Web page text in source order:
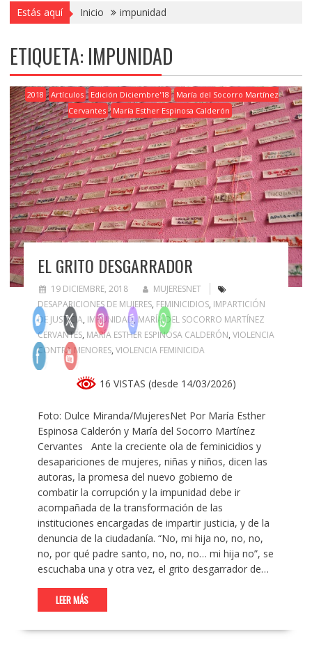
Estás aquí Inicio impunidad
ETIQUETA: IMPUNIDAD
2018 Artículos Edición Diciembre'18
María del Socorro Martínez
Cervantes
María Esther Espinosa Calderón
EL GRITO DESGARRADOR
19 DICIEMBRE, 2018
MUJERESNET
DESAPARICIONES DE MUJERES, FEMINICIDIOS, IMPARTICIÓN
DE JUSTICIA, IMPUNIDAD,MARÍA DEL SOCORRO MARTÍNEZ
CERVANTES, MARÍA ESTHER ESPINOSA CALDERÓN, VIOLENCIA
CONTRA MENORES, VIOLENCIA FEMINICIDA
16 VISTAS (desde 14/03/2026)
Foto: Dulce Miranda/MujeresNet Por María Esther
Espinosa Calderón y María del Socorro Martínez
Cervantes Ante la creciente ola de feminicidios y
desapariciones de mujeres, niñas y niños, dicen las
autoras, la promesa del nuevo gobierno de
combatir la corrupción y la impunidad debe ir
acompañada de la transformación de las
instituciones encargadas de impartir justicia, y de la
denuncia de la ciudadanía. “No, mi hija no, no, no,
no, por qué padre santo, no, no, no… mi hija no”, se
escuchaba una y otra vez, el grito desgarrador de…
LEER MÁS